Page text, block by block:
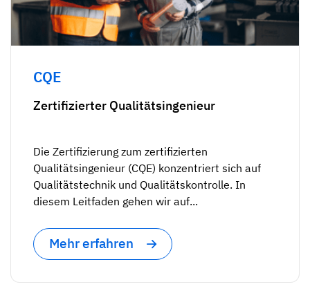
CQE
Zertifizierter Qualitätsingenieur
Die Zertifizierung zum zertifizierten
Qualitätsingenieur (CQE) konzentriert sich auf
Qualitätstechnik und Qualitätskontrolle. In
diesem Leitfaden gehen wir auf...
Mehr erfahren